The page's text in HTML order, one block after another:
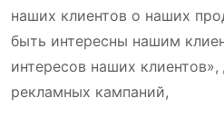
наших клиентов о наших
быть интересны нашим
интересов наших
рекламных кампаний,